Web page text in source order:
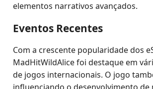
elementos narrativos avançados.
Eventos Recentes
Com a crescente popularidade dos
MadHitWildAlice foi destaque em
de jogos internacionais. O jogo